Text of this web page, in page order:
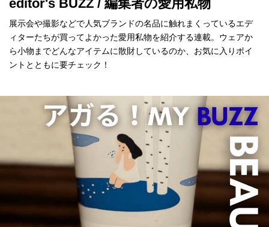
editor's BUZZ / 編集者の愛用私物
展示会や撮影などで人気ブランドの名品に触れまくっているエデ
ィターたちが買ってよかった愛用私物を紹介する連載。ウェアか
ら小物までどんなアイテムに散財しているのか、お気に入りポイ
ントとともに要チェック！